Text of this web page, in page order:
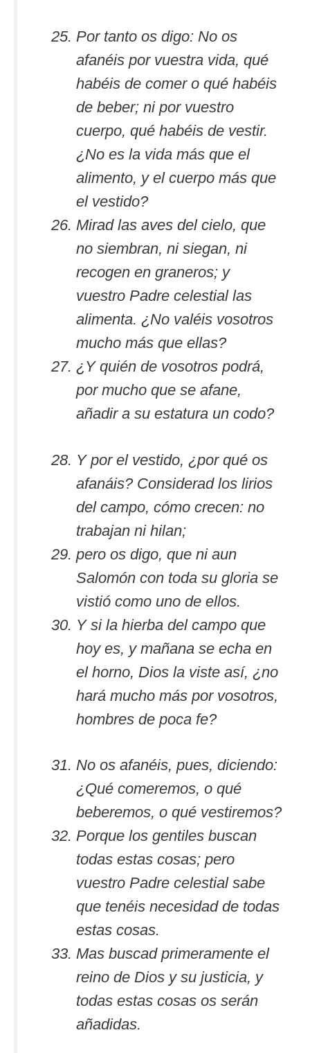
Por tanto os digo: No os
afanéis por vuestra vida, qué
habéis de comer o qué habéis
de beber; ni por vuestro
cuerpo, qué habéis de vestir.
¿No es la vida más que el
alimento, y el cuerpo más que
el vestido?
Mirad las aves del cielo, que
no siembran, ni siegan, ni
recogen en graneros; y
vuestro Padre celestial las
alimenta. ¿No valéis vosotros
mucho más que ellas?
¿Y quién de vosotros podrá,
por mucho que se afane,
añadir a su estatura un codo?
Y por el vestido, ¿por qué os
afanáis? Considerad los lirios
del campo, cómo crecen: no
trabajan ni hilan;
pero os digo, que ni aun
Salomón con toda su gloria se
vistió como uno de ellos.
Y si la hierba del campo que
hoy es, y mañana se echa en
el horno, Dios la viste así, ¿no
hará mucho más por vosotros,
hombres de poca fe?
No os afanéis, pues, diciendo:
¿Qué comeremos, o qué
beberemos, o qué vestiremos?
Porque los gentiles buscan
todas estas cosas; pero
vuestro Padre celestial sabe
que tenéis necesidad de todas
estas cosas.
Mas buscad primeramente el
reino de Dios y su justicia, y
todas estas cosas os serán
añadidas.